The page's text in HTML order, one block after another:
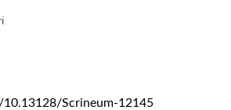
10.13128/Scrineum-12145